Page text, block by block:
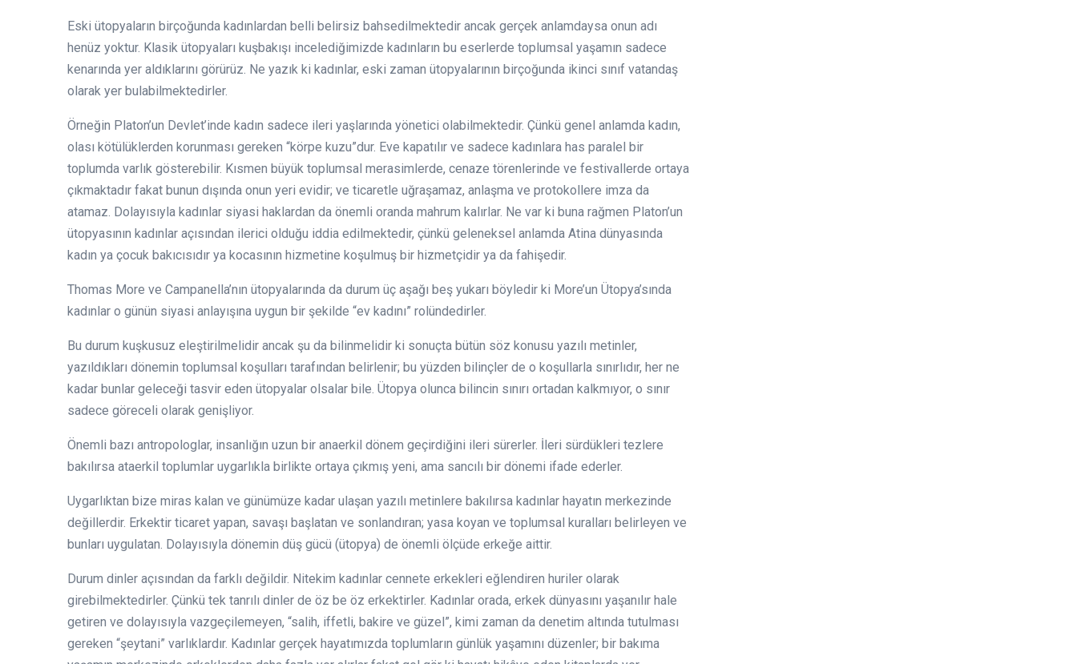
Eski ütopyaların birçoğunda kadınlardan belli belirsiz bahsedilmektedir ancak gerçek anlamdaysa onun adı
henüz yoktur. Klasik ütopyaları kuşbakışı incelediğimizde kadınların bu eserlerde toplumsal yaşamın sadece
kenarında yer aldıklarını görürüz. Ne yazık ki kadınlar, eski zaman ütopyalarının birçoğunda ikinci sınıf vatandaş
olarak yer bulabilmektedirler.
Örneğin Platon’un Devlet’inde kadın sadece ileri yaşlarında yönetici olabilmektedir. Çünkü genel anlamda kadın,
olası kötülüklerden korunması gereken “körpe kuzu”dur. Eve kapatılır ve sadece kadınlara has paralel bir
toplumda varlık gösterebilir. Kısmen büyük toplumsal merasimlerde, cenaze törenlerinde ve festivallerde ortaya
çıkmaktadır fakat bunun dışında onun yeri evidir; ve ticaretle uğraşamaz, anlaşma ve protokollere imza da
atamaz. Dolayısıyla kadınlar siyasi haklardan da önemli oranda mahrum kalırlar. Ne var ki buna rağmen Platon’un
ütopyasının kadınlar açısından ilerici olduğu iddia edilmektedir, çünkü geleneksel anlamda Atina dünyasında
kadın ya çocuk bakıcısıdır ya kocasının hizmetine koşulmuş bir hizmetçidir ya da fahişedir.
Thomas More ve Campanella’nın ütopyalarında da durum üç aşağı beş yukarı böyledir ki More’un Ütopya’sında
kadınlar o günün siyasi anlayışına uygun bir şekilde “ev kadını” rolündedirler.
Bu durum kuşkusuz eleştirilmelidir ancak şu da bilinmelidir ki sonuçta bütün söz konusu yazılı metinler,
yazıldıkları dönemin toplumsal koşulları tarafından belirlenir; bu yüzden bilinçler de o koşullarla sınırlıdır, her ne
kadar bunlar geleceği tasvir eden ütopyalar olsalar bile. Ütopya olunca bilincin sınırı ortadan kalkmıyor, o sınır
sadece göreceli olarak genişliyor.
Önemli bazı antropologlar, insanlığın uzun bir anaerkil dönem geçirdiğini ileri sürerler. İleri sürdükleri tezlere
bakılırsa ataerkil toplumlar uygarlıkla birlikte ortaya çıkmış yeni, ama sancılı bir dönemi ifade ederler.
Uygarlıktan bize miras kalan ve günümüze kadar ulaşan yazılı metinlere bakılırsa kadınlar hayatın merkezinde
değillerdir. Erkektir ticaret yapan, savaşı başlatan ve sonlandıran; yasa koyan ve toplumsal kuralları belirleyen ve
bunları uygulatan. Dolayısıyla dönemin düş gücü (ütopya) de önemli ölçüde erkeğe aittir.
Durum dinler açısından da farklı değildir. Nitekim kadınlar cennete erkekleri eğlendiren huriler olarak
girebilmektedirler. Çünkü tek tanrılı dinler de öz be öz erkektirler. Kadınlar orada, erkek dünyasını yaşanılır hale
getiren ve dolayısıyla vazgeçilemeyen, “salih, iffetli, bakire ve güzel”, kimi zaman da denetim altında tutulması
gereken “şeytani” varlıklardır. Kadınlar gerçek hayatımızda toplumların günlük yaşamını düzenler; bir bakıma